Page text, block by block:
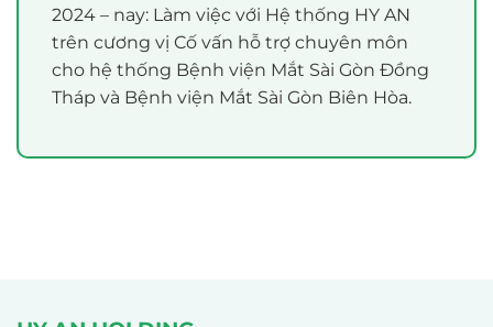
2024 – nay: Làm việc với Hệ thống HY AN
trên cương vị Cố vấn hỗ trợ chuyên môn
cho hệ thống Bệnh viện Mắt Sài Gòn Đồng
Tháp và Bệnh viện Mắt Sài Gòn Biên Hòa.